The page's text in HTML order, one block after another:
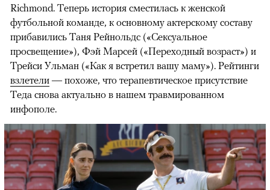
00:00 / 00:00
Richmond. Теперь история сместилась к женской
футбольной команде, к основному актерскому составу
прибавились Таня Рейнольдс («Сексуальное
просвещение»), Фэй Марсей («Переходный возраст») и
Трейси Ульман («Как я встретил вашу маму»). Рейтинги
взлетели — похоже, что терапевтическое присутствие
Теда снова актуально в нашем травмированном
инфополе.